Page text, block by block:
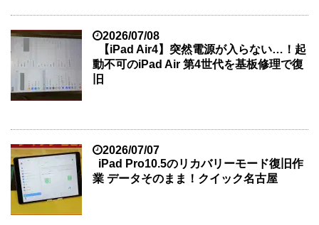
2026/07/08
【iPad Air4】突然電源が入らない…！起
動不可のiPad Air 第4世代を基板修理で復
旧
2026/07/07
iPad Pro10.5のリカバリーモード復旧作
業 データそのまま！クイック名古屋